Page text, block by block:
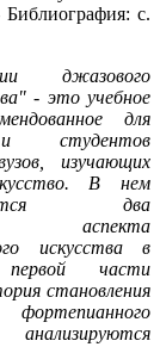
с.
джазового
- это учебное
для
студентов
изучающих
В нем
два
аспекта
искусства в
части
становления